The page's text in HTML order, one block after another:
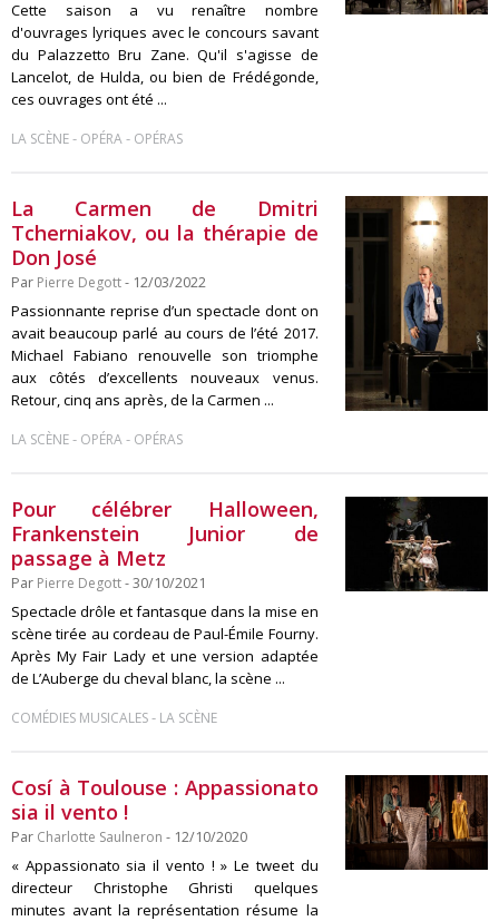
Cette saison a vu renaître nombre
d'ouvrages lyriques avec le concours savant
du Palazzetto Bru Zane. Qu'il s'agisse de
Lancelot, de Hulda, ou bien de Frédégonde,
ces ouvrages ont été ...
LA SCÈNE- OPÉRA- OPÉRAS
La Carmen de Dmitri
Tcherniakov, ou la thérapie de
Don José
Par Pierre Degott- 12/03/2022
Passionnante reprise d’un spectacle dont on
avait beaucoup parlé au cours de l’été 2017.
Michael Fabiano renouvelle son triomphe
aux côtés d’excellents nouveaux venus.
Retour, cinq ans après, de la Carmen ...
LA SCÈNE- OPÉRA- OPÉRAS
Pour célébrer Halloween,
Frankenstein Junior de
passage à Metz
Par Pierre Degott- 30/10/2021
Spectacle drôle et fantasque dans la mise en
scène tirée au cordeau de Paul-Émile Fourny.
Après My Fair Lady et une version adaptée
de L’Auberge du cheval blanc, la scène ...
COMÉDIES MUSICALES- LA SCÈNE
Cosí à Toulouse : Appassionato
sia il vento !
Par Charlotte Saulneron - 12/10/2020
« Appassionato sia il vento ! » Le tweet du
directeur Christophe Ghristi quelques
minutes avant la représentation résume la